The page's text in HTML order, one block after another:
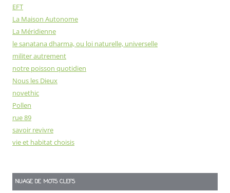
EFT
La Maison Autonome
La Méridienne
le sanatana dharma, ou loi naturelle, universelle
militer autrement
notre poisson quotidien
Nous les Dieux
novethic
Pollen
rue 89
savoir revivre
vie et habitat choisis
NUAGE DE MOTS CLEFS